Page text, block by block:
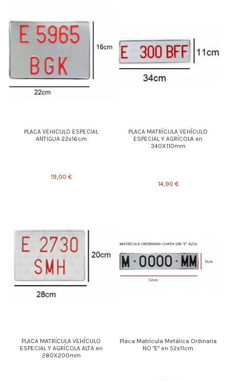
PLACA VEHICULO ESPECIAL
ANTIGUA 22x16cm
19,00 €
PLACA MATRÍCULA VEHÍCULO
ESPECIAL Y AGRÍCOLA en
340X110mm
14,90 €
PLACA MATRÍCULA VEHÍCULO
ESPECIAL Y AGRÍCOLA ALTA en
280X200mm
Placa Matrícula Metálica Ordinaria
NO "E" en 52x11cm